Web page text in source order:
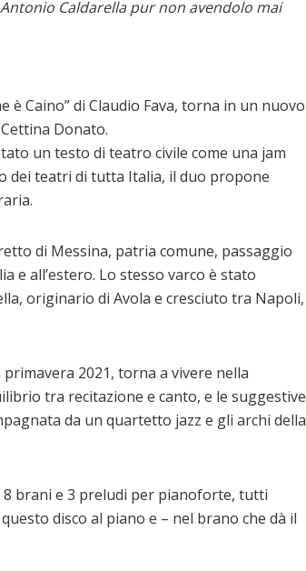
Caldarella pur non avendolo mai
è Caino” di Claudio Fava, torna in un nuovo
Donato.
un testo di teatro civile come una jam
dei teatri di tutta Italia, il duo propone
di Messina, patria comune, passaggio
e all’estero. Lo stesso varco è stato
originario di Avola e cresciuto tra Napoli,
primavera 2021, torna a vivere nella
tra recitazione e canto, e le suggestive
da un quartetto jazz e gli archi della
8 brani e 3 preludi per pianoforte, tutti
disco al piano e – nel brano che dà il